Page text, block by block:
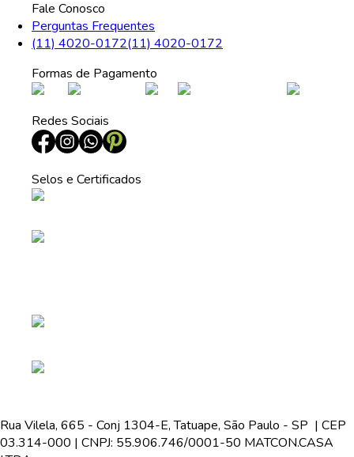
Fale Conosco
Perguntas Frequentes
(11) 4020-0172(11) 4020-0172
Formas de Pagamento
Redes Sociais
Selos e Certificados
Rua Vilela, 665 - Conj 1304-E, Tatuape, São Paulo - SP | CEP
03.314-000 | CNPJ: 55.906.746/0001-50 MATCON.CASA